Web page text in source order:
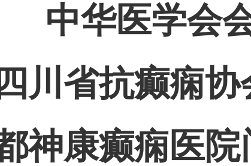
中华医学会
川省抗癫痫协
神康癫痫医院